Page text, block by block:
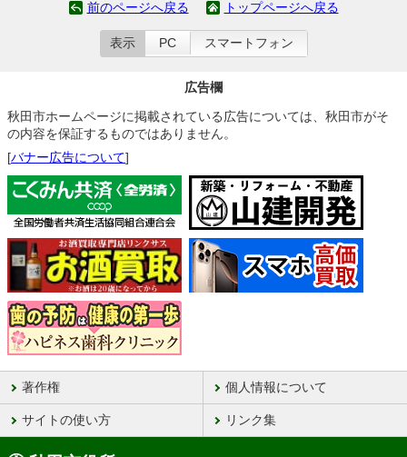
前のページへ戻る トップページへ戻る
表示 PC スマートフォン
広告欄
秋田市ホームページに掲載されている広告については、秋田市がそ
の内容を保証するものではありません。
[バナー広告について]
著作権 個人情報について
サイトの使い方 リンク集